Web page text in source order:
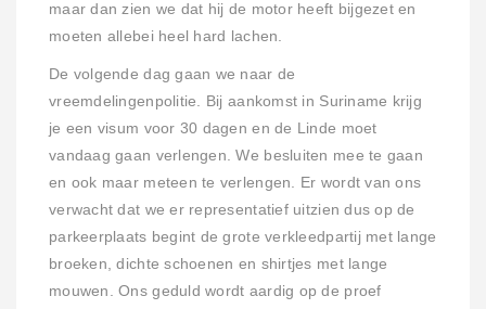
maar dan zien we dat hij de motor heeft bijgezet en
moeten allebei heel hard lachen.
De volgende dag gaan we naar de
vreemdelingenpolitie. Bij aankomst in Suriname krijg
je een visum voor 30 dagen en de Linde moet
vandaag gaan verlengen. We besluiten mee te gaan
en ook maar meteen te verlengen. Er wordt van ons
verwacht dat we er representatief uitzien dus op de
parkeerplaats begint de grote verkleedpartij met lange
broeken, dichte schoenen en shirtjes met lange
mouwen. Ons geduld wordt aardig op de proef